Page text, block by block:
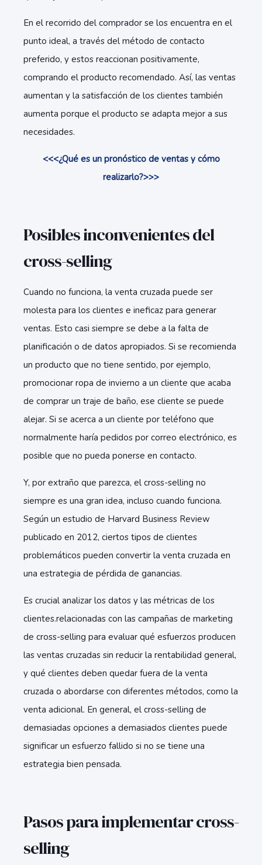
En el recorrido del comprador se los encuentra en el
punto ideal, a través del método de contacto
preferido, y estos reaccionan positivamente,
comprando el producto recomendado. Así, las ventas
aumentan y la satisfacción de los clientes también
aumenta porque el producto se adapta mejor a sus
necesidades.
<<<¿Qué es un pronóstico de ventas y cómo
realizarlo?>>>
Posibles inconvenientes del
cross-selling
Cuando no funciona, la venta cruzada puede ser
molesta para los clientes e ineficaz para generar
ventas. Esto casi siempre se debe a la falta de
planificación o de datos apropiados. Si se recomienda
un producto que no tiene sentido, por ejemplo,
promocionar ropa de invierno a un cliente que acaba
de comprar un traje de baño, ese cliente se puede
alejar. Si se acerca a un cliente por teléfono que
normalmente haría pedidos por correo electrónico, es
posible que no pueda ponerse en contacto.
Y, por extraño que parezca, el cross-selling no
siempre es una gran idea, incluso cuando funciona.
Según un estudio de Harvard Business Review
publicado en 2012, ciertos tipos de clientes
problemáticos pueden convertir la venta cruzada en
una estrategia de pérdida de ganancias.
Es crucial analizar los datos y las métricas de los
clientes.relacionadas con las campañas de marketing
de cross-selling para evaluar qué esfuerzos producen
las ventas cruzadas sin reducir la rentabilidad general,
y qué clientes deben quedar fuera de la venta
cruzada o abordarse con diferentes métodos, como la
venta adicional. En general, el cross-selling de
demasiadas opciones a demasiados clientes puede
significar un esfuerzo fallido si no se tiene una
estrategia bien pensada.
Pasos para implementar cross-
selling